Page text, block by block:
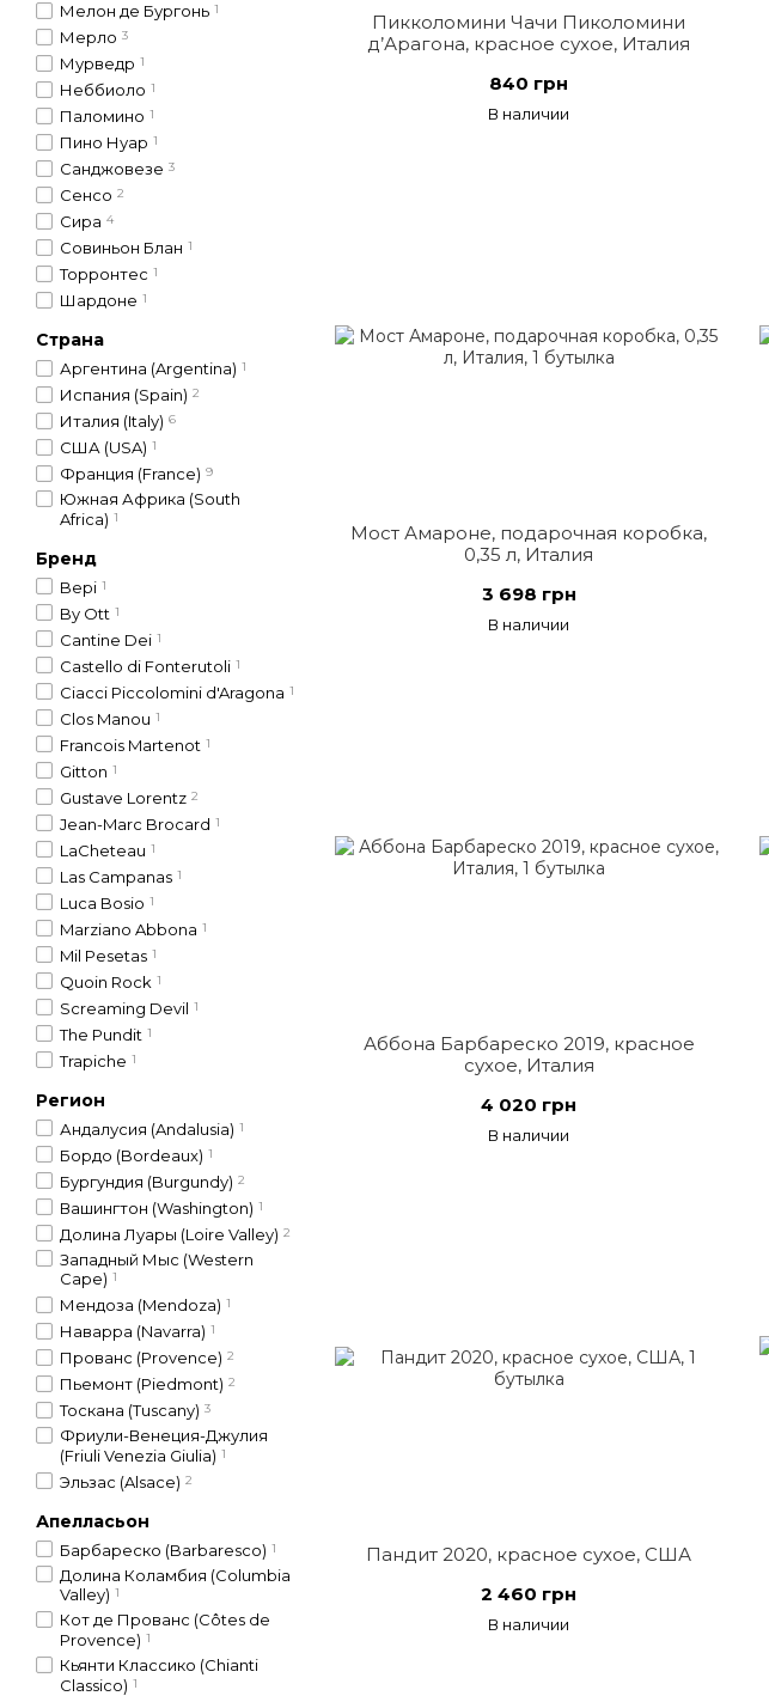
Пикколомини Чачи Пиколомини
д’Арaгона, красное сухое, Италия
840 грн
В наличии
Мост Амароне, подарочная коробка,
0,35 л, Италия
3 698 грн
В наличии
Аббона Барбареско 2019, красное
сухое, Италия
4 020 грн
В наличии
Пандит 2020, красное сухое, США
2 460 грн
В наличии
Мелон де Бургонь 1
Мерло 3
Мурведр 1
Неббиоло 1
Паломино 1
Пино Нуар 1
Санджовезе 3
Сенсо 2
Сира 4
Совиньон Блан 1
Торронтес 1
Шардоне 1
Страна
Аргентина (Argentina) 1
Испания (Spain) 2
Италия (Italy) 6
США (USA) 1
Франция (France) 9
Южная Африка (South
Africa) 1
Бренд
Bepi 1
By Ott 1
Cantine Dei 1
Castello di Fonterutoli 1
Ciacci Piccolomini d'Aragona 1
Clos Manou 1
Francois Martenot 1
Gitton 1
Gustave Lorentz 2
Jean-Marc Brocard 1
LaCheteau 1
Las Campanas 1
Luca Bosio 1
Marziano Abbona 1
Mil Pesetas 1
Quoin Rock 1
Screaming Devil 1
The Pundit 1
Trapiche 1
Регион
Андалусия (Andalusia) 1
Бордо (Bordeaux) 1
Бургундия (Burgundy) 2
Вашингтон (Washington) 1
Долина Луары (Loire Valley) 2
Западный Мыс (Western
Cape) 1
Мендоза (Mendoza) 1
Наварра (Navarra) 1
Прованс (Provence) 2
Пьемонт (Piedmont) 2
Тоскана (Tuscany) 3
Фриули-Венеция-Джулия
(Friuli Venezia Giulia) 1
Эльзас (Alsace) 2
Апелласьон
Барбареско (Barbaresco) 1
Долина Коламбия (Columbia
Valley) 1
Кот де Прованс (Côtes de
Provence) 1
Кьянти Классико (Chianti
Classico) 1